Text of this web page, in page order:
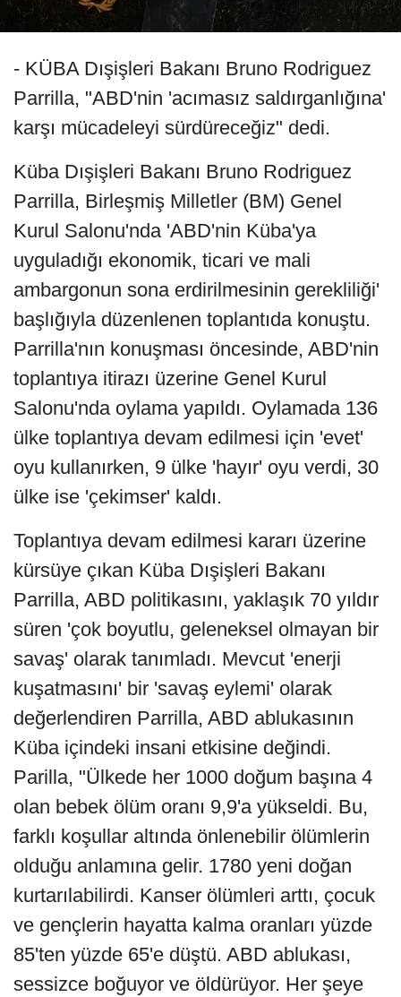
- KÜBA Dışişleri Bakanı Bruno Rodriguez
Parrilla, "ABD'nin 'acımasız saldırganlığına'
karşı mücadeleyi sürdüreceğiz" dedi.
Küba Dışişleri Bakanı Bruno Rodriguez
Parrilla, Birleşmiş Milletler (BM) Genel
Kurul Salonu'nda 'ABD'nin Küba'ya
uyguladığı ekonomik, ticari ve mali
ambargonun sona erdirilmesinin gerekliliği'
başlığıyla düzenlenen toplantıda konuştu.
Parrilla'nın konuşması öncesinde, ABD'nin
toplantıya itirazı üzerine Genel Kurul
Salonu'nda oylama yapıldı. Oylamada 136
ülke toplantıya devam edilmesi için 'evet'
oyu kullanırken, 9 ülke 'hayır' oyu verdi, 30
ülke ise 'çekimser' kaldı.
Toplantıya devam edilmesi kararı üzerine
kürsüye çıkan Küba Dışişleri Bakanı
Parrilla, ABD politikasını, yaklaşık 70 yıldır
süren 'çok boyutlu, geleneksel olmayan bir
savaş' olarak tanımladı. Mevcut 'enerji
kuşatmasını' bir 'savaş eylemi' olarak
değerlendiren Parrilla, ABD ablukasının
Küba içindeki insani etkisine değindi.
Parilla, "Ülkede her 1000 doğum başına 4
olan bebek ölüm oranı 9,9'a yükseldi. Bu,
farklı koşullar altında önlenebilir ölümlerin
olduğu anlamına gelir. 1780 yeni doğan
kurtarılabilirdi. Kanser ölümleri arttı, çocuk
ve gençlerin hayatta kalma oranları yüzde
85'ten yüzde 65'e düştü. ABD ablukası,
sessizce boğuyor ve öldürüyor. Her şeye